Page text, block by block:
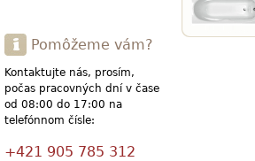
Pomôžeme vám?
Kontaktujte nás, prosím,
počas pracovných dní v čase
od 08:00 do 17:00 na
telefónnom čísle:
+421 905 785 312